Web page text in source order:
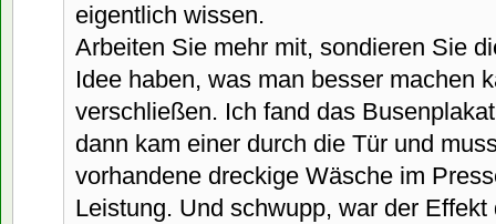
eigentlich wissen.
Arbeiten Sie mehr mit, sondieren Sie
Idee haben, was man besser machen
verschließen. Ich fand das
dann kam einer durch die Tür und
vorhandene dreckige Wäsche im
Leistung. Und schwupp, war der